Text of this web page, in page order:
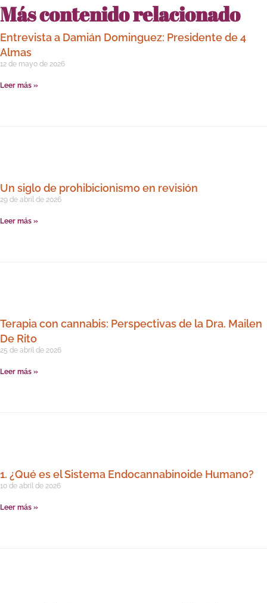
Más contenido relacionado
Entrevista a Damián Dominguez: Presidente de 4
Almas
12 de mayo de 2026
Leer más »
Un siglo de prohibicionismo en revisión
29 de abril de 2026
Leer más »
Terapia con cannabis: Perspectivas de la Dra. Mailen
De Rito
25 de abril de 2026
Leer más »
1. ¿Qué es el Sistema Endocannabinoide Humano?
10 de abril de 2026
Leer más »